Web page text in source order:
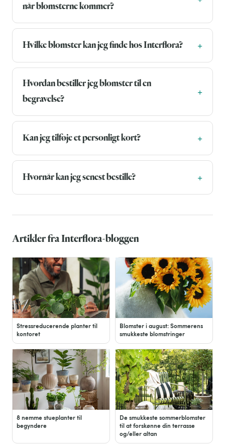
når blomsterne kommer?
Hvilke blomster kan jeg finde hos Interflora?
Hvordan bestiller jeg blomster til en
begravelse?
Kan jeg tilføje et personligt kort?
Hvornår kan jeg senest bestille?
Artikler fra Interflora-bloggen
Stressreducerende planter til
kontoret
Blomster i august: Sommerens
smukkeste blomstringer
8 nemme stueplanter til
begyndere
De smukkeste sommerblomster
til at forskønne din terrasse
og/eller altan